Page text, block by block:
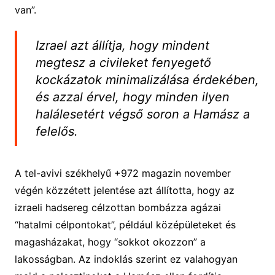
van”.
Izrael azt állítja, hogy mindent
megtesz a civileket fenyegető
kockázatok minimalizálása érdekében,
és azzal érvel, hogy minden ilyen
halálesetért végső soron a Hamász a
felelős.
A tel-avivi székhelyű +972 magazin november
végén közzétett jelentése azt állította, hogy az
izraeli hadsereg célzottan bombázza agázai
“hatalmi célpontokat”, például középületeket és
magasházakat, hogy “sokkot okozzon” a
lakosságban. Az indoklás szerint ez valahogyan